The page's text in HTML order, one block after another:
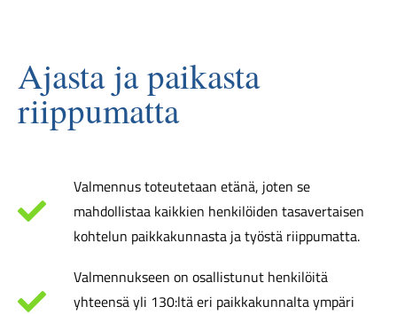
Ajasta ja paikasta
riippumatta
Valmennus toteutetaan etänä, joten se
mahdollistaa kaikkien henkilöiden tasavertaisen
kohtelun paikkakunnasta ja työstä riippumatta.
Valmennukseen on osallistunut henkilöitä
yhteensä yli 130:ltä eri paikkakunnalta ympäri